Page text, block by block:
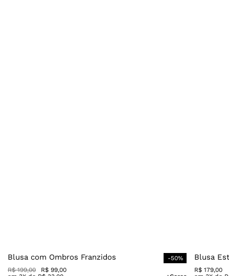
Blusa com Ombros Franzidos -50%
R$ 199,00 R$ 99,00
Blusa
R$ 179,00